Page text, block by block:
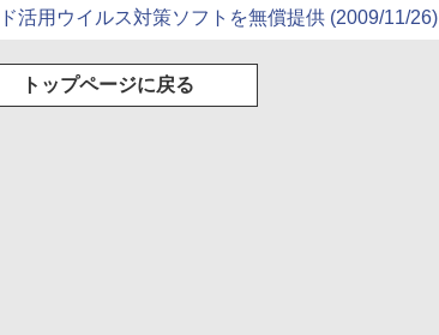
活用ウイルス対策ソフトを無償提供 (2009/11/26)
トップページに戻る